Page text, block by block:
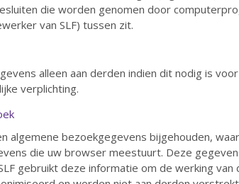
die worden genomen door
van SLF) tussen zit.
alleen aan derden indien dit nodig is
verplichting.
algemene bezoekgegevens bijgehouden,
die uw browser meestuurt. Deze
gebruikt deze informatie om de werking